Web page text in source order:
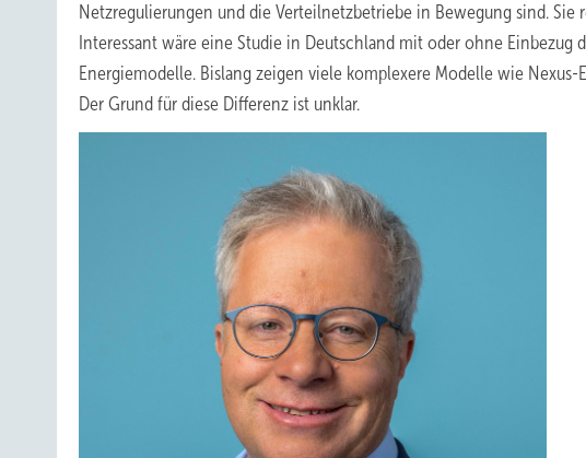
Netzregulierungen und die Verteilnetzbetriebe in Bewegung sind. Sie
Interessant wäre eine Studie in Deutschland mit oder ohne
Energiemodelle. Bislang zeigen viele komplexere Modelle wie
Der Grund für diese Differenz ist unklar.